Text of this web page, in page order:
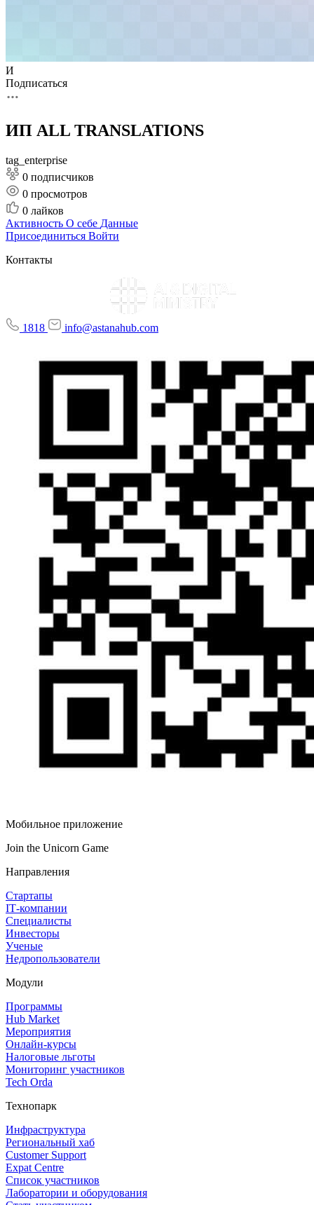
И
Подписаться
ИП ALL TRANSLATIONS
tag_enterprise
0 подписчиков
0 просмотров
0 лайков
Активность О себе Данные
Присоединиться Войти
Контакты
1818 info@astanahub.com
Мобильное приложение
Join the Unicorn Game
Направления
Стартапы
IT‑компании
Специалисты
Инвесторы
Ученые
Недропользователи
Модули
Программы
Hub Market
Мероприятия
Онлайн‑курсы
Налоговые льготы
Мониторинг участников
Tech Orda
Технопарк
Инфраструктура
Региональный хаб
Customer Support
Expat Centre
Список участников
Лаборатории и оборудования